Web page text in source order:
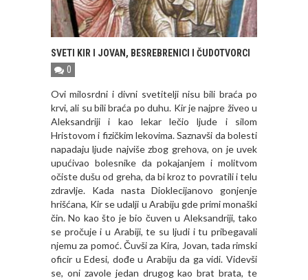
SVETI KIR I JOVAN, BESREBRENICI I ČUDOTVORCI
0
Ovi milosrdni i divni svetitelji nisu bili braća po
krvi, ali su bili braća po duhu. Kir je najpre živeo u
Aleksandriji i kao lekar lečio ljude i silom
Hristovom i fizičkim lekovima. Saznavši da bolesti
napadaju ljude najviše zbog grehova, on je uvek
upućivao bolesnike da pokajanjem i molitvom
očiste dušu od greha, da bi kroz to povratili i telu
zdravlje. Kada nasta Dioklecijanovo gonjenje
hrišćana, Kir se udalji u Arabiju gde primi monaški
čin. No kao što je bio čuven u Aleksandriji, tako
se pročuje i u Arabiji, te su ljudi i tu pribegavali
njemu za pomoć. Čuvši za Kira, Jovan, tada rimski
oficir u Edesi, dođe u Arabiju da ga vidi. Videvši
se, oni zavole jedan drugog kao brat brata, te